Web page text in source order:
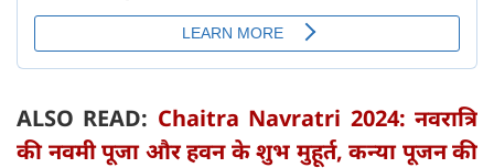
ALSO READ: Chaitra Navratri 2024: नवरात्रि
की नवमी पूजा और हवन के शुभ मुहूर्त, कन्या पूजन की